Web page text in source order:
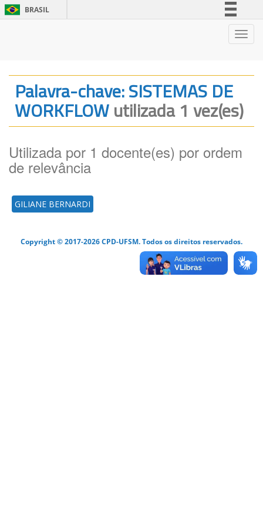
BRASIL
Legislação
Canais
Palavra-chave: SISTEMAS DE
WORKFLOWutilizada 1 vez(es)
Utilizada por 1 docente(es) por ordem
de relevância
GILIANE BERNARDI
Copyright © 2017-2026 CPD-UFSM. Todos os direitos reservados.